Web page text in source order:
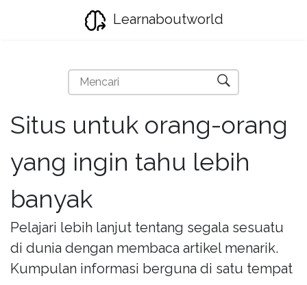
Learnaboutworld
Situs untuk orang-orang
yang ingin tahu lebih
banyak
Pelajari lebih lanjut tentang segala sesuatu
di dunia dengan membaca artikel menarik.
Kumpulan informasi berguna di satu tempat